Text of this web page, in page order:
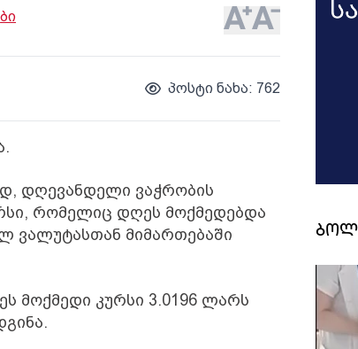
პოსტი ნახა: 762
დღევანდელი ვაჭრობის
რომელიც დღეს მოქმედებდა
ვალუტასთან მიმართებაში
მოქმედი კურსი 3.0196 ლარს